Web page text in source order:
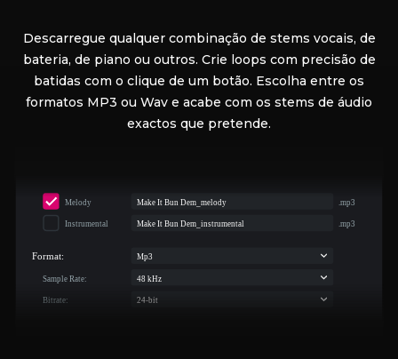
Descarregue qualquer combinação de stems vocais, de
bateria, de piano ou outros. Crie loops com precisão de
batidas com o clique de um botão. Escolha entre os
formatos MP3 ou Wav e acabe com os stems de áudio
exactos que pretende.